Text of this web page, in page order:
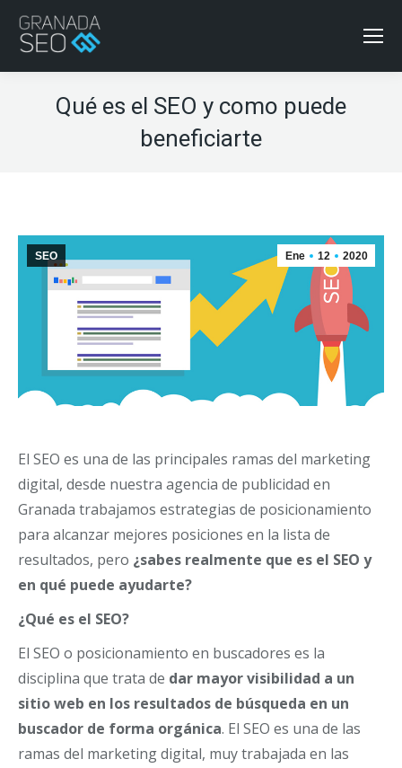
Qué es el SEO y como puede
beneficiarte
Ene 12 2020
SEO
El SEO es una de las principales ramas del marketing
digital, desde nuestra agencia de publicidad en
Granada trabajamos estrategias de posicionamiento
para alcanzar mejores posiciones en la lista de
resultados, pero ¿sabes realmente que es el SEO y
en qué puede ayudarte?
¿Qué es el SEO?
El SEO o posicionamiento en buscadores es la
disciplina que trata de dar mayor visibilidad a un
sitio web en los resultados de búsqueda en un
buscador de forma orgánica. El SEO es una de las
ramas del marketing digital, muy trabajada en las